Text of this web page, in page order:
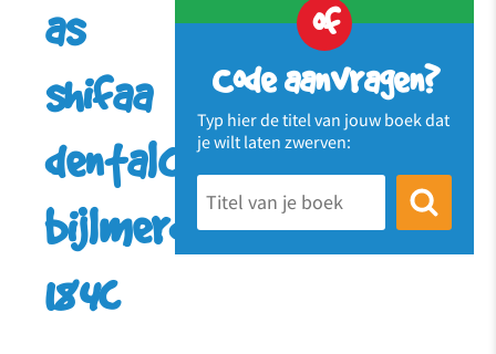
of
Code aanvragen?
Typ hier de titel van jouw boek dat
je wilt laten zwerven:
as
shifaa
dentalcare
bijlmerdreef
184c